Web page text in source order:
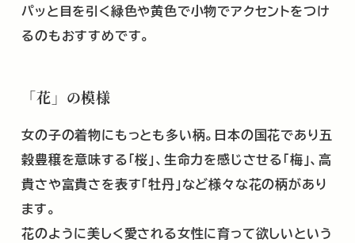
パッと目を引く緑色や黄色で小物でアクセントをつけ
るのもおすすめです。
「花」の模様
女の子の着物にもっとも多い柄。日本の国花であり五
穀豊穣を意味する「桜」、生命力を感じさせる「梅」、高
貴さや富貴さを表す「牡丹」など様々な花の柄があり
ます。
花のように美しく愛される女性に育って欲しいという